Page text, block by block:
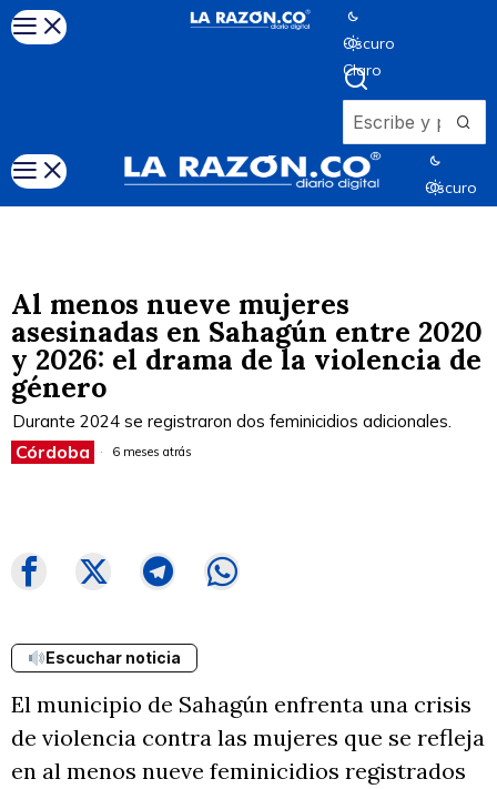
Oscuro
Claro
Oscuro
Al menos nueve mujeres
asesinadas en Sahagún entre 2020
y 2026: el drama de la violencia de
género
Durante 2024 se registraron dos feminicidios adicionales.
Córdoba 6 meses atrás
Escuchar noticia
El municipio de Sahagún enfrenta una crisis
de violencia contra las mujeres que se refleja
en al menos nueve feminicidios registrados